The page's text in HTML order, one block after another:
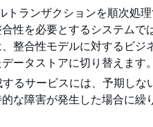
トランザクションを順次処
性を必要とするシステムで
整合性モデルに対するビジ
ータストアに切り替えます。
するサービスには、予期し
な障害が発生した場合に繰